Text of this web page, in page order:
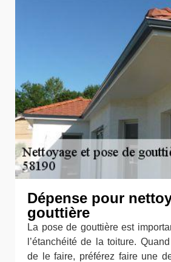
Dépense pour
gouttière
La pose de gouttière est
l’étanchéité de la toiture.
de le faire, préférez faire une